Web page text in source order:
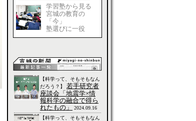
学習塾から見る
宮城の教育の
「今」
塾選びに一役
【科学って、そもそもなん
だろう？】 若手研究者
座談会「地震学×情
報科学の融合で得ら
れたもの」
2024.09.16
【科学って、そもそもなん